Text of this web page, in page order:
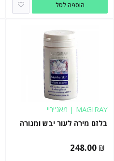
הוספה לסל
MAGIRAY | מאג'יריי
בלזם מירה לעור יבש ומגורה
248.00 ₪